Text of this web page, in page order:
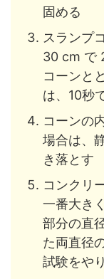
固める
スランプ
30 cm で
コーンと
は、10秒
コーンの
場合は、
き落とす
コンクリ
一番大き
部分の直
た両直径
試験をや